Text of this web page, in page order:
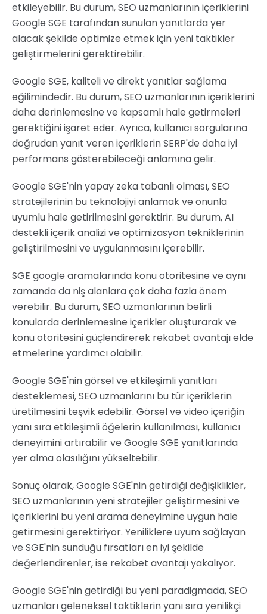
etkileyebilir. Bu durum, SEO uzmanlarının içeriklerini
Google SGE tarafından sunulan yanıtlarda yer
alacak şekilde optimize etmek için yeni taktikler
geliştirmelerini gerektirebilir.
Google SGE, kaliteli ve direkt yanıtlar sağlama
eğilimindedir. Bu durum, SEO uzmanlarının içeriklerini
daha derinlemesine ve kapsamlı hale getirmeleri
gerektiğini işaret eder. Ayrıca, kullanıcı sorgularına
doğrudan yanıt veren içeriklerin SERP'de daha iyi
performans gösterebileceği anlamına gelir.
Google SGE'nin yapay zeka tabanlı olması, SEO
stratejilerinin bu teknolojiyi anlamak ve onunla
uyumlu hale getirilmesini gerektirir. Bu durum, AI
destekli içerik analizi ve optimizasyon tekniklerinin
geliştirilmesini ve uygulanmasını içerebilir.
SGE google aramalarında konu otoritesine ve aynı
zamanda da niş alanlara çok daha fazla önem
verebilir. Bu durum, SEO uzmanlarının belirli
konularda derinlemesine içerikler oluşturarak ve
konu otoritesini güçlendirerek rekabet avantajı elde
etmelerine yardımcı olabilir.
Google SGE'nin görsel ve etkileşimli yanıtları
desteklemesi, SEO uzmanlarını bu tür içeriklerin
üretilmesini teşvik edebilir. Görsel ve video içeriğin
yanı sıra etkileşimli öğelerin kullanılması, kullanıcı
deneyimini artırabilir ve Google SGE yanıtlarında
yer alma olasılığını yükseltebilir.
Sonuç olarak, Google SGE'nin getirdiği değişiklikler,
SEO uzmanlarının yeni stratejiler geliştirmesini ve
içeriklerini bu yeni arama deneyimine uygun hale
getirmesini gerektiriyor. Yeniliklere uyum sağlayan
ve SGE'nin sunduğu fırsatları en iyi şekilde
değerlendirenler, ise rekabet avantajı yakalıyor.
Google SGE'nin getirdiği bu yeni paradigmada, SEO
uzmanları geleneksel taktiklerin yanı sıra yenilikçi